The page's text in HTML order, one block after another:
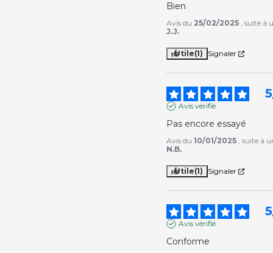
Bien
Avis du 25/02/2025 , suite à
J.J.
Utile(1) Signaler
5
Avis vérifié
Pas encore essayé
Avis du10/01/2025 , suite à
N.B.
Utile(1) Signaler
5
Avis vérifié
Conforme